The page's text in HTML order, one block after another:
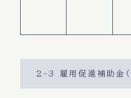
2-3 雇用促進補助金（